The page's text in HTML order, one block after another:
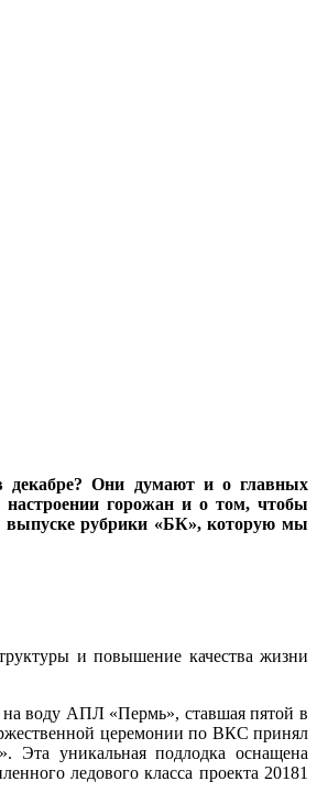
декабре? Они думают и о главных
настроении горожан и о том, чтобы
выпуске рубрики «БК», которую мы
и повышение качества жизни
воду АПЛ «Пермь», ставшая пятой в
церемонии по ВКС принял
уникальная подлодка оснащена
ледового класса проекта 20181